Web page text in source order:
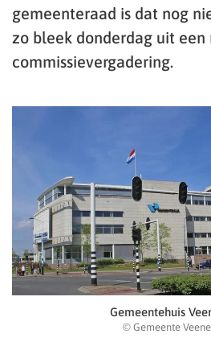
gemeenteraad is dat nog
zo bleek donderdag uit een
commissievergadering.
Gemeentehuis
© Gemeente